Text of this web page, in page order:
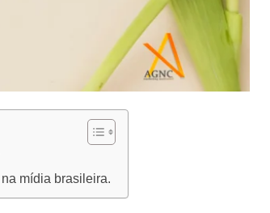
mídia brasileira.